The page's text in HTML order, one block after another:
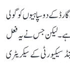
کے دو سپاہیوں کو گولی
ہے۔ لیکن جس نے یہ فعل
سیکیورٹی کے سیکریٹری